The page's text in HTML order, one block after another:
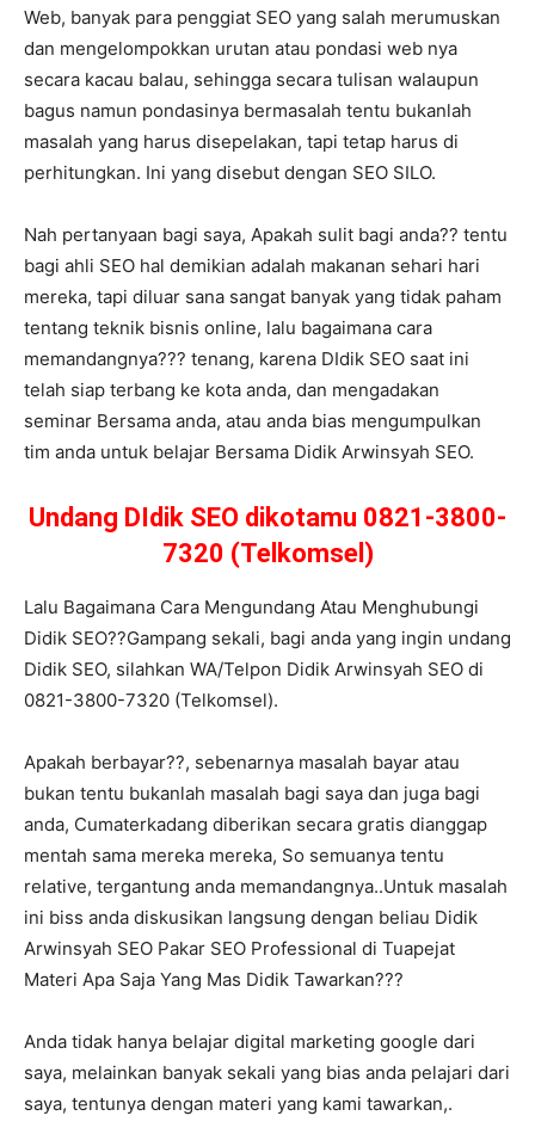
Web, banyak para penggiat SEO yang salah merumuskan
dan mengelompokkan urutan atau pondasi web nya
secara kacau balau, sehingga secara tulisan walaupun
bagus namun pondasinya bermasalah tentu bukanlah
masalah yang harus disepelakan, tapi tetap harus di
perhitungkan. Ini yang disebut dengan SEO SILO.
Nah pertanyaan bagi saya, Apakah sulit bagi anda?? tentu
bagi ahli SEO hal demikian adalah makanan sehari hari
mereka, tapi diluar sana sangat banyak yang tidak paham
tentang teknik bisnis online, lalu bagaimana cara
memandangnya??? tenang, karena DIdik SEO saat ini
telah siap terbang ke kota anda, dan mengadakan
seminar Bersama anda, atau anda bias mengumpulkan
tim anda untuk belajar Bersama Didik Arwinsyah SEO.
Undang DIdik SEO dikotamu 0821-3800-
7320 (Telkomsel)
Lalu Bagaimana Cara Mengundang Atau Menghubungi
Didik SEO??Gampang sekali, bagi anda yang ingin undang
Didik SEO, silahkan WA/Telpon Didik Arwinsyah SEO di
0821-3800-7320 (Telkomsel).
Apakah berbayar??, sebenarnya masalah bayar atau
bukan tentu bukanlah masalah bagi saya dan juga bagi
anda, Cumaterkadang diberikan secara gratis dianggap
mentah sama mereka mereka, So semuanya tentu
relative, tergantung anda memandangnya..Untuk masalah
ini biss anda diskusikan langsung dengan beliau Didik
Arwinsyah SEO Pakar SEO Professional di Tuapejat
Materi Apa Saja Yang Mas Didik Tawarkan???
Anda tidak hanya belajar digital marketing google dari
saya, melainkan banyak sekali yang bias anda pelajari dari
saya, tentunya dengan materi yang kami tawarkan,.